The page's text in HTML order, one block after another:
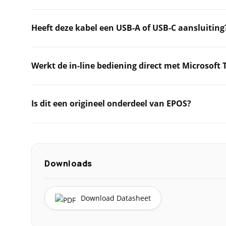
Heeft deze kabel een USB-A of USB-C
Werkt de in-line bediening direct met Microsoft
Is dit een origineel onderdeel van EPOS?
Downloads
Download Datasheet